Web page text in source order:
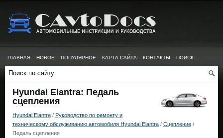
ГЛАВНАЯ НОВОЕ ПОПУЛЯРНОЕ КАРТА САЙТА КОНТАКТЫ ПОИСК
Hyundai Elantra: Педаль
сцепления
Hyundai Elantra / Руководство по ремонту и
техническому обслуживанию автомобиля Hyundai Elantra / Сцепление /
Педаль сцепления